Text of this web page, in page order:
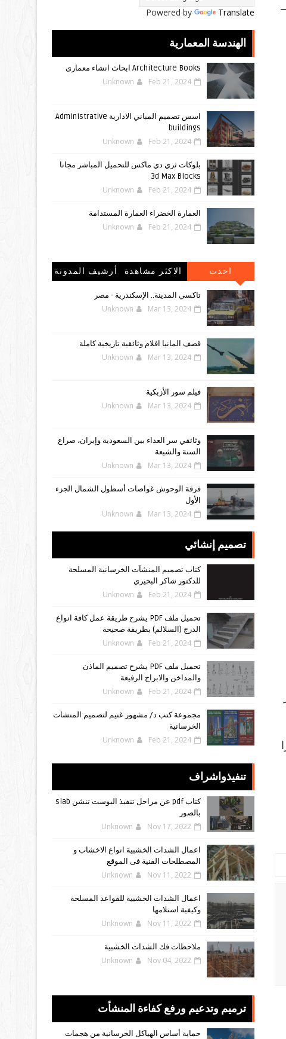
Powered by Translate
الهندسة المعمارية
Architecture Books ابحاث انشاء معمارى
Unknown Feb 21, 2024
اسس تصميم المباني الادارية Administrative
buildings
Unknown Feb 21, 2024
بلوكات ثري دي ماكس للتحميل المباشر مجانا
3d Max Blocks
Unknown Feb 21, 2024
العمارة الخضراء العمارة المستدامة
Unknown Feb 21, 2024
احدث
المشاركات
الاكثر مشاهدة
أرشيف المدونة
تاكسي المدينة.. الإسكندرية - مصر
Unknown Mar 13, 2024
قصف المانيا افلام وثائقية تاريخية كاملة
Unknown Mar 13, 2024
فيلم سور الأزبكية
Unknown Mar 13, 2024
وثائقي سر العداء بين السعودية وإيران، صراع
السنة والشيعة
Unknown Mar 13, 2024
فرقة الوحوش غواصات أسطول الشمال الجزء
الأول
Unknown Mar 13, 2024
تصميم إنشائي
كتاب تصميم المنشآت الخرسانية المسلحة
للدكتور شاكر البحيري
Unknown Feb 21, 2024
تحميل ملف PDF يشرح طريقة عمل كافة انواع
الدرج (السلالم) بطريقة صحيحة
Unknown Feb 21, 2024
تحميل ملف PDF يشرح تصميم الماذن
والمداخن والابراج الرفيعة
Unknown Feb 21, 2024
مجموعة كتب د/ مشهور غنيم لتصميم المنشات
الخرسانية
Unknown Feb 21, 2024
تنفيذواشراف
كتاب pdf عن مراحل تنفيذ البوست تنشن slab
بالصور
Unknown Nov 17, 2022
اعمال الشدات الخشبية انواع الاخشاب و
المصطلحات الفنية فى الموقع
Unknown Nov 11, 2022
اعمال الشدات الخشبية للقواعد المسلحة
وكيفية استلامها
Unknown Nov 11, 2022
ملاحظات فك الشدات الخشبية
Unknown Nov 04, 2022
ترميم وتدعيم ورفع كفاءة المنشأت
حماية أساس الهياكل الخرسانية من هجمات